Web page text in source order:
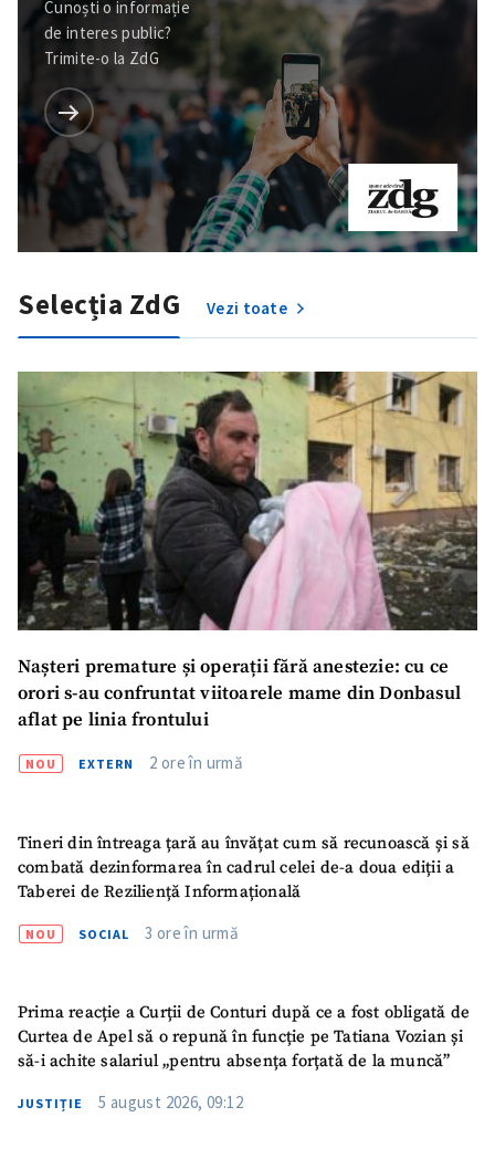
Trimite o informație
Despre ZdG
Cunoști o informație
de interes public?
Trimite-o la ZdG
Selecția ZdG Vezi toate
Nașteri premature și operații fără anestezie: cu ce
orori s-au confruntat viitoarele mame din Donbasul
aflat pe linia frontului
NOU EXTERN 2 ore în urmă
Tineri din întreaga țară au învățat cum să recunoască și să
combată dezinformarea în cadrul celei de-a doua ediții a
Taberei de Reziliență Informațională
NOU SOCIAL 3 ore în urmă
Prima reacție a Curții de Conturi după ce a fost obligată de
Curtea de Apel să o repună în funcție pe Tatiana Vozian și
să-i achite salariul „pentru absența forțată de la muncă”
JUSTIȚIE 5 august 2026, 09:12